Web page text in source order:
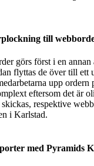
till
görs först i en
flyttas de över till ett
upp ordern
eftersom det är
respektive
i Karlstad.
med Pyramids